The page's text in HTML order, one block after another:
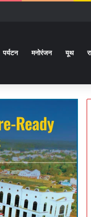
के बावजूद आपस में खुल के
पर्यटन मनोरंजन यूथ